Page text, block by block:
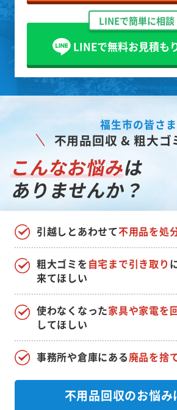
LINEで簡単に相談
LINEで無料お見積も
福生市の皆さま
不用品回収 & 粗大ゴ
こんなお悩みは
ありませんか？
引越しとあわせて不用品を処
使わなくなった家具や家電を
してほしい
粗大ゴミを自宅まで引き取り
来てほしい
事務所や倉庫にある廃品を捨
不用品回収のお悩み